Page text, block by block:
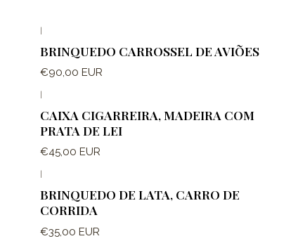
|
BRINQUEDO CARROSSEL DE AVIÕES
€90,00 EUR
|
CAIXA CIGARREIRA, MADEIRA COM
PRATA DE LEI
€45,00 EUR
BRINQUEDO DE LATA, CARRO DE
CORRIDA
€35,00 EUR